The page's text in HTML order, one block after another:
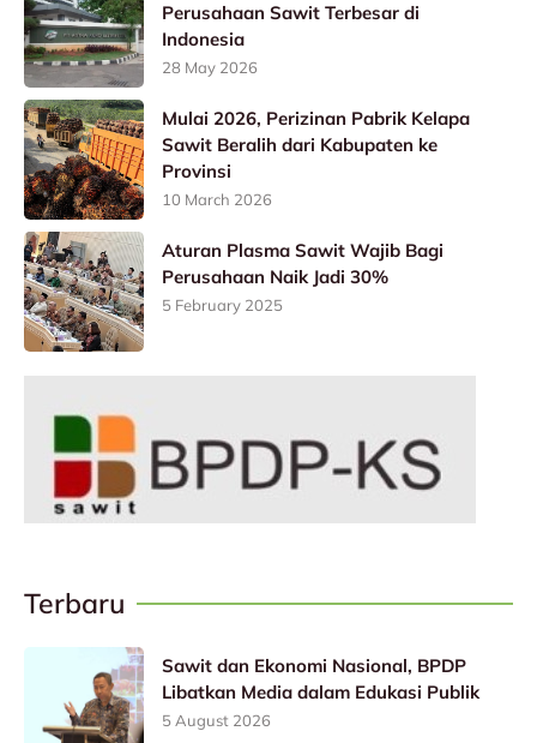
Perusahaan Sawit Terbesar di
Indonesia
28 May 2026
Mulai 2026, Perizinan Pabrik Kelapa
Sawit Beralih dari Kabupaten ke
Provinsi
10 March 2026
Aturan Plasma Sawit Wajib Bagi
Perusahaan Naik Jadi 30%
5 February 2025
Terbaru
Sawit dan Ekonomi Nasional, BPDP
Libatkan Media dalam Edukasi Publik
5 August 2026